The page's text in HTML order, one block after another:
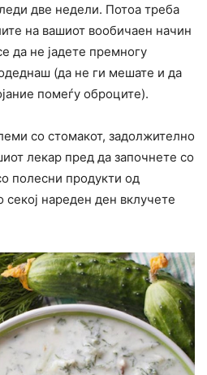
две недели. Потоа треба
на вашиот вообичаен начин
да не јадете премногу
(да не ги мешате и да
помеѓу оброците).
со стомакот, задолжително
лекар пред да започнете со
полесни продукти од
секој нареден ден вклучете